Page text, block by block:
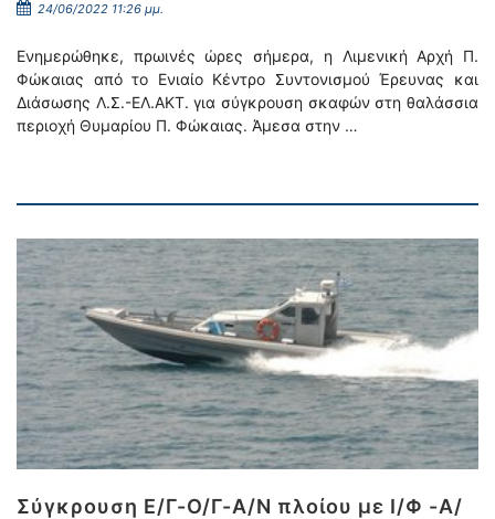
24/06/2022 11:26 μμ.
Ενημερώθηκε, πρωινές ώρες σήμερα, η Λιμενική Αρχή Π.
Φώκαιας από το Ενιαίο Κέντρο Συντονισμού Έρευνας και
Διάσωσης Λ.Σ.-ΕΛ.ΑΚΤ. για σύγκρουση σκαφών στη θαλάσσια
περιοχή Θυμαρίου Π. Φώκαιας. Άμεσα στην …
Σύγκρουση Ε/Γ-Ο/Γ-Α/Ν πλοίου με Ι/Φ -Α/